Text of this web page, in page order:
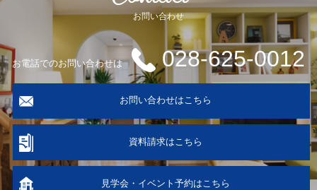
お問い合わせ
お電話でのお問い合わせは 028-625-0012
お問い合わせはこちら
資料請求はこちら
見学会・イベント予約はこちら